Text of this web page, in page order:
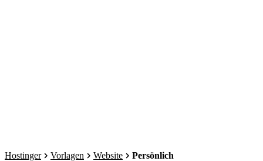
Hostinger Vorlagen Website Persönlich